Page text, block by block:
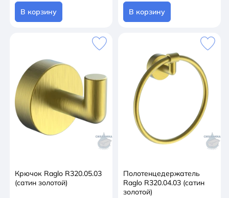
В корзину В корзину
Крючок Raglo R320.05.03
(сатин золотой)
Полотенцедержатель
Raglo R320.04.03 (сатин
золотой)